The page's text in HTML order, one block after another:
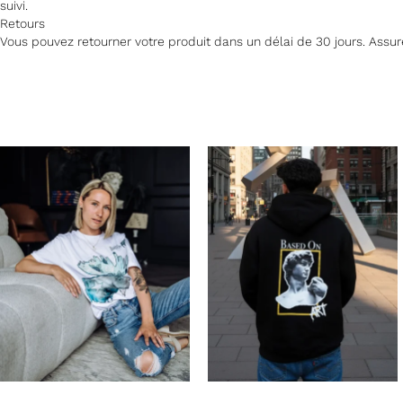
suivi.
Retours
Vous pouvez retourner votre produit dans un délai de 30 jours.